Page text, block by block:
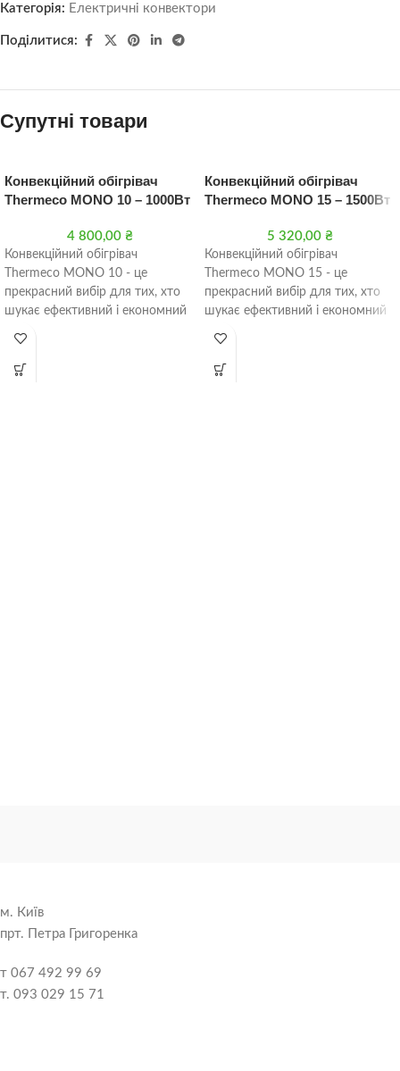
Категорія: Електричні конвектори
Поділитися:
Супутні товари
Конвекційний обігрівач
Thermeco MONO 10 – 1000Вт
4 800,00 ₴
Конвекційний обігрівач
Thermeco MONO 10 - це
прекрасний вибір для тих, хто
шукає ефективний і економний
Завдяки потужності 1000 Вт цей
обігрівач може швидко і легко
Конвекційний обігрівач
Thermeco MONO 15 – 1500Вт
5 320,00 ₴
Конвекційний обігрівач
Thermeco MONO 15 - це
прекрасний вибір для тих, хто
шукає ефективний і економний
Завдяки потужності 1500 Вт цей
обігрівач може швидко і легко
м. Київ
прт. Петра Григоренка
т 067 492 99 69
т. 093 029 15 71